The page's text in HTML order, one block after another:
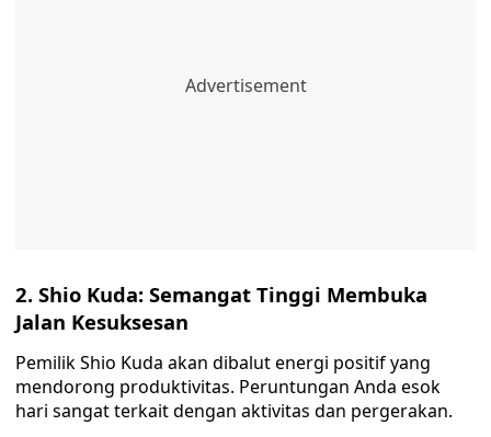
2. Shio Kuda: Semangat Tinggi Membuka
Jalan Kesuksesan
Pemilik Shio Kuda akan dibalut energi positif yang
mendorong produktivitas. Peruntungan Anda esok
hari sangat terkait dengan aktivitas dan pergerakan.